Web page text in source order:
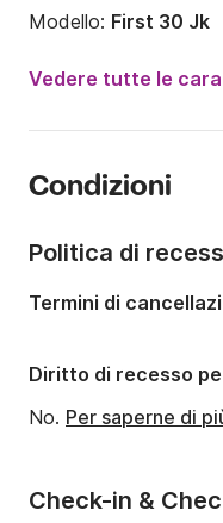
Modello: First 30 Jk
Numero di posti letto:
Pescaggio:1.9m
Potenza del motore:
Vedere tutte le
Condizioni
Check-in &
Politica di
Termini di
Diritto di recesso
No. Per saperne di